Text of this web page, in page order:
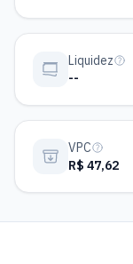
Liquidez
--
VPC
R$ 47,62